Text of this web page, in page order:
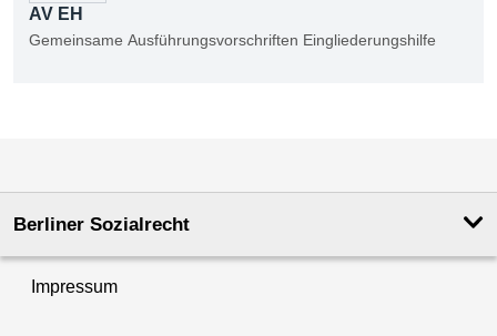
AV EH
Gemeinsame Ausführungsvorschriften Eingliederungshilfe
Berliner Sozialrecht
Impressum